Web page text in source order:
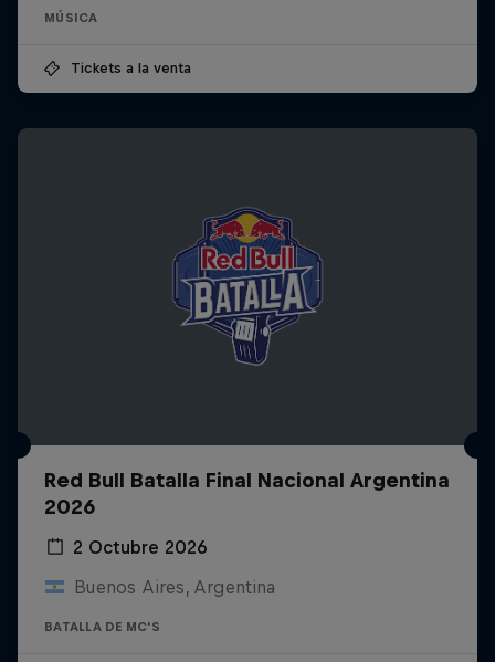
MÚSICA
Tickets a la venta
Red Bull Batalla Final Nacional Argentina
2026
2 Octubre 2026
Buenos Aires, Argentina
BATALLA DE MC'S